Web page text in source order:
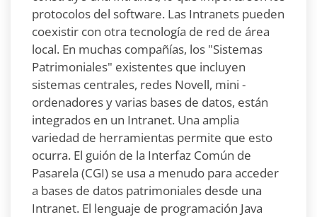
protocolos del software. Las Intranets pueden
coexistir con otra tecnología de red de área
local. En muchas compañías, los "Sistemas
Patrimoniales" existentes que incluyen
sistemas centrales, redes Novell, mini -
ordenadores y varias bases de datos, están
integrados en un Intranet. Una amplia
variedad de herramientas permite que esto
ocurra. El guión de la Interfaz Común de
Pasarela (CGI) se usa a menudo para acceder
a bases de datos patrimoniales desde una
Intranet. El lenguaje de programación Java